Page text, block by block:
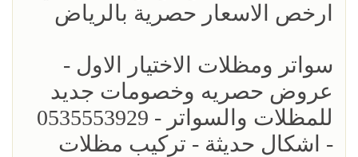
ارخص الاسعار حصرية بالرياض
سواتر ومظلات الاختيار الاول -
عروض حصريه وخصومات جديد
للمظلات والسواتر - 0535553929
- اشكال حديثة - تركيب مظلات